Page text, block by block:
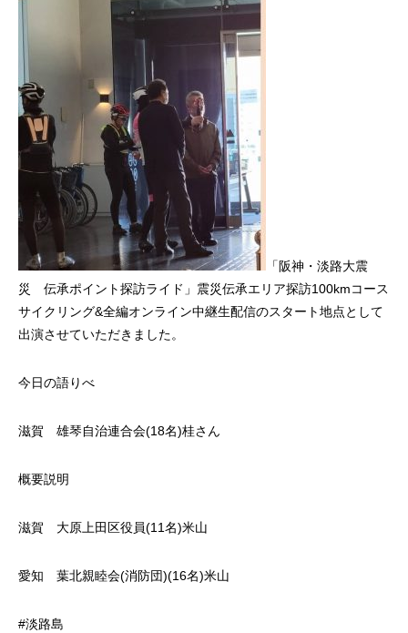
「阪神・淡路大震
災 伝承ポイント探訪ライド」震災伝承エリア探訪100kmコース
サイクリング&全編オンライン中継生配信のスタート地点として
出演させていただきました。
今日の語りべ
滋賀 雄琴自治連合会(18名)桂さん
概要説明
滋賀 大原上田区役員(11名)米山
愛知 葉北親睦会(消防団)(16名)米山
#淡路島